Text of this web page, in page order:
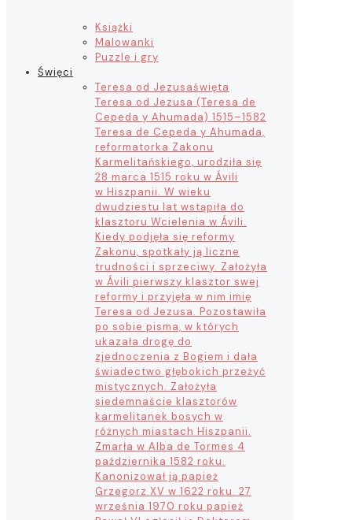
Książki
Malowanki
Puzzle i gry
Święci
Teresa od Jezusaświęta
Teresa od Jezusa (Teresa de
Cepeda y Ahumada) 1515–1582
Teresa de Cepeda y Ahumada,
reformatorka Zakonu
Karmelitańskiego, urodziła się
28 marca 1515 roku w Ávili
w Hiszpanii. W wieku
dwudziestu lat wstąpiła do
klasztoru Wcielenia w Ávili.
Kiedy podjęła się reformy
Zakonu, spotkały ją liczne
trudności i sprzeciwy. Założyła
w Ávili pierwszy klasztor swej
reformy i przyjęła w nim imię
Teresa od Jezusa. Pozostawiła
po sobie pisma, w których
ukazała drogę do
zjednoczenia z Bogiem i dała
świadectwo głębokich przeżyć
mistycznych. Założyła
siedemnaście klasztorów
karmelitanek bosych w
różnych miastach Hiszpanii.
Zmarła w Alba de Tormes 4
października 1582 roku.
Kanonizował ją papież
Grzegorz XV w 1622 roku. 27
września 1970 roku papież